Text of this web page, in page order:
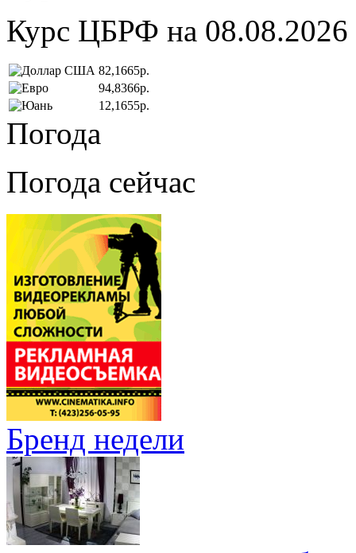
Курс ЦБРФ на 08.08.2026
82,1665р.
94,8366р.
12,1655р.
Погода
Погода сейчас
Бренд недели